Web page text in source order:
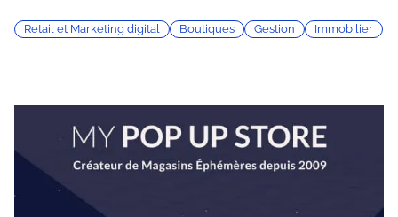
Retail et Marketing digital Boutiques Gestion Immobilier